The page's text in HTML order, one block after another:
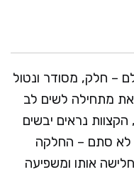
– חלק, מסודר ונטול
מתחילה לשים לב
נראים יבשים
לא סתם – החלקה
אותו ומשפיעה